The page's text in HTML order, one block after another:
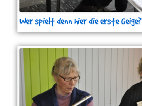
Wer spielt denn hier die erste Geige?